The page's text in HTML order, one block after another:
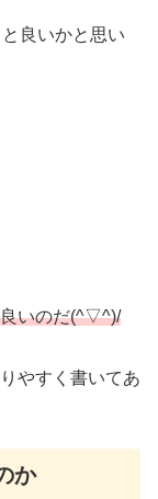
良いかと思い
良いのだ(^▽^)/
やすく書いてあ
か